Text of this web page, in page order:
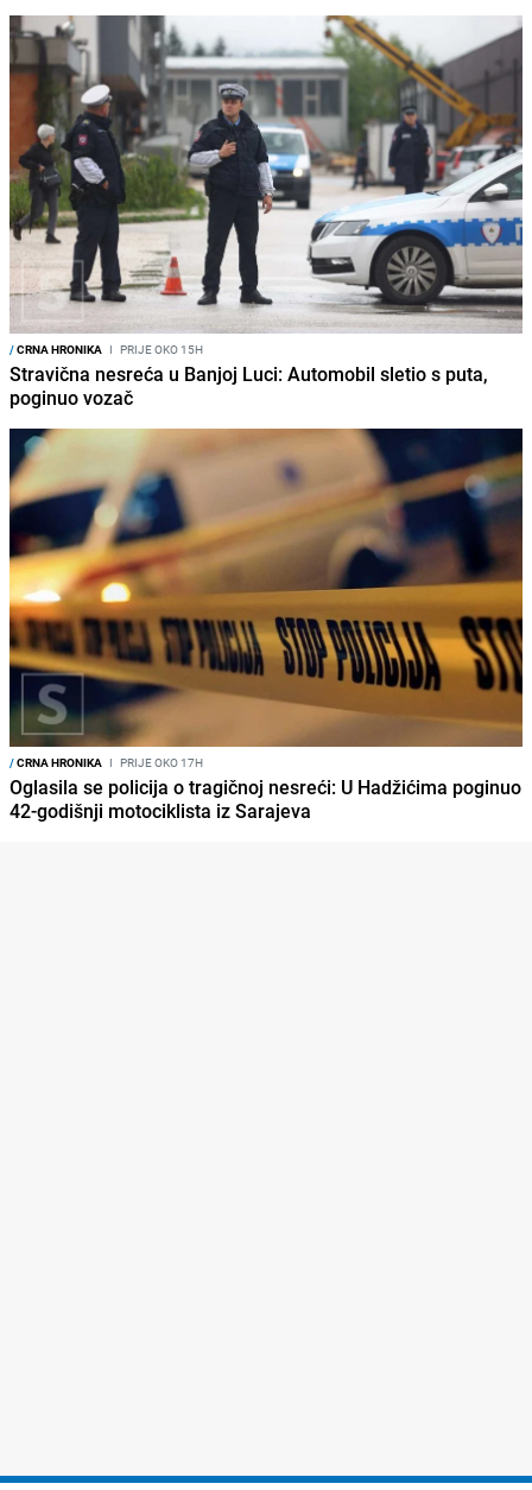
/CRNA HRONIKA I PRIJE OKO 15H
Stravična nesreća u Banjoj Luci: Automobil sletio s puta,
poginuo vozač
/CRNA HRONIKA I PRIJE OKO 17H
Oglasila se policija o tragičnoj nesreći: U Hadžićima poginuo
42-godišnji motociklista iz Sarajeva